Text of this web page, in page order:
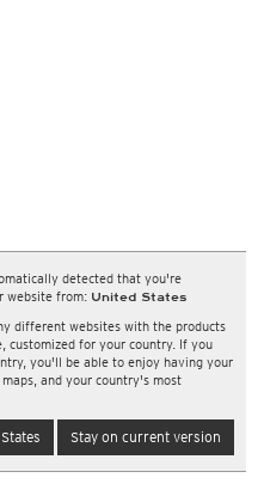
detected that you're
website from: United States
different websites with the products
customized for your country. If you
you'll be able to enjoy having your
and your country's most
Stay on current version